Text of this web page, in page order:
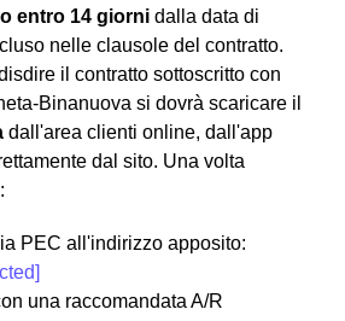
entro 14 giorni dalla data di
nelle clausole del contratto.
il contratto sottoscritto con
Binanuova si dovrà scaricare il
dall'area clienti online, dall'app
dal sito. Una volta
PEC all'indirizzo apposito:
una raccomandata A/R